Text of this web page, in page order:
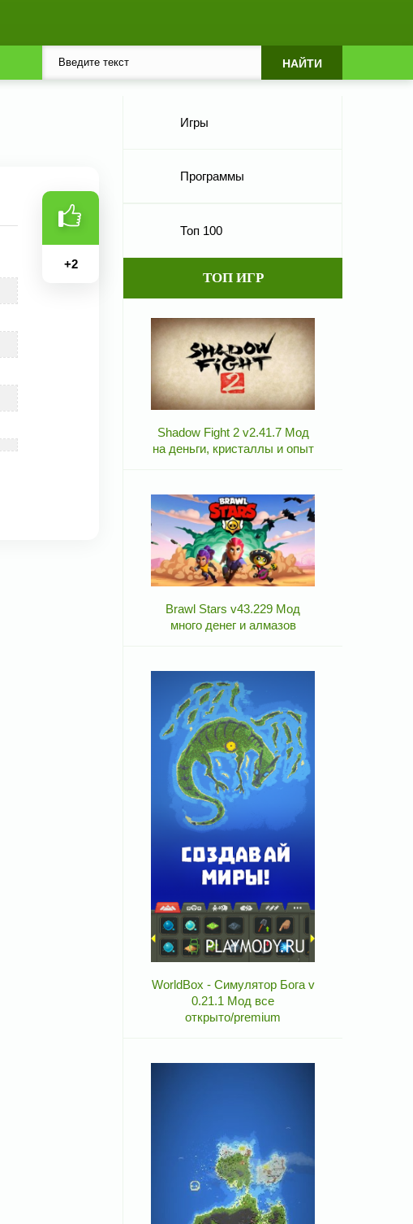
+2
Игры
Программы
Топ 100
ТОП ИГР
Shadow Fight 2 v2.41.7 Мод
на деньги, кристаллы и опыт
Brawl Stars v43.229 Мод
много денег и алмазов
WorldBox - Симулятор Бога v
0.21.1 Мод все
открыто/premium